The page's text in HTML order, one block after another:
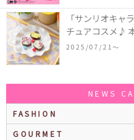
「サンリオキャ
チュアコスメ♪
ぐ香りの保湿バー
2025/07/21〜
NEWS
FASHION
GOURMET